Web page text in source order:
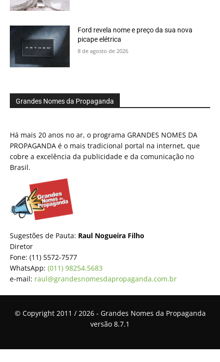
Ford revela nome e preço da sua nova
picape elétrica
8 de agosto de 2026
Grandes Nomes da Propaganda
Há mais 20 anos no ar, o programa GRANDES NOMES DA
PROPAGANDA é o mais tradicional portal na internet, que
cobre a excelência da publicidade e da comunicação no
Brasil.
Sugestões de Pauta: Raul Nogueira Filho
Diretor
Fone: (11) 5572-7577
WhatsApp: (011) 98254.5683
e-mail: raul@grandesnomesdapropaganda.com.br
© Copyright 2011 / 2026 - Grandes Nomes da Propaganda
versão 8.7.1